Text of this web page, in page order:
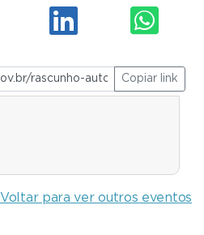
Copiar link
Voltar para ver outros eventos